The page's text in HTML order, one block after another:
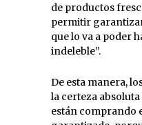
de productos
permitir
que lo va a poder
indeleble”.
De esta manera,
la certeza
están comprando